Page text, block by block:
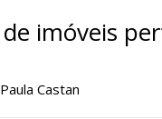
imóveis
Castan